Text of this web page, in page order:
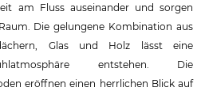
am Fluss auseinander und sorgen
Die gelungene Kombination aus
Glas und Holz lässt eine
entstehen. Die
eröffnen einen herrlichen Blick auf